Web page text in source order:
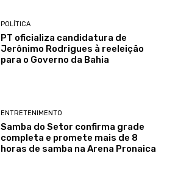
POLÍTICA
PT oficializa candidatura de
Jerônimo Rodrigues à reeleição
para o Governo da Bahia
ENTRETENIMENTO
Samba do Setor confirma grade
completa e promete mais de 8
horas de samba na Arena Pronaica